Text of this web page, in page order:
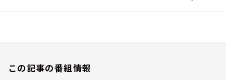
この記事の番組情報